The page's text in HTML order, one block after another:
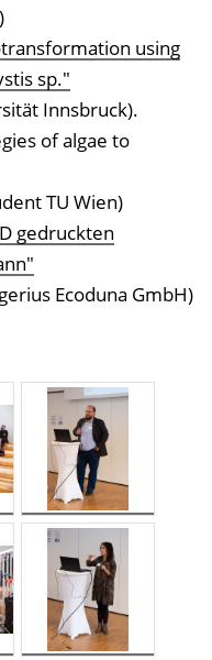
using
sp."
Innsbruck).
of algae to
TU Wien)
gedruckten
Ecoduna GmbH)